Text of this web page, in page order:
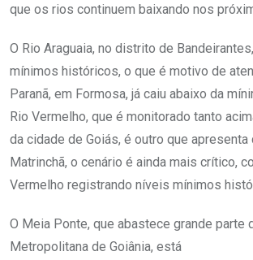
que os rios continuem baixando nos
O Rio Araguaia, no distrito de
mínimos históricos, o que é motivo de
Paranã, em Formosa, já caiu abaixo da
Rio Vermelho, que é monitorado tanto
da cidade de Goiás, é outro que apresenta
Matrinchã, o cenário é ainda mais crítico,
Vermelho registrando níveis mínimos
O Meia Ponte, que abastece grande parte
Metropolitana de Goiânia, está